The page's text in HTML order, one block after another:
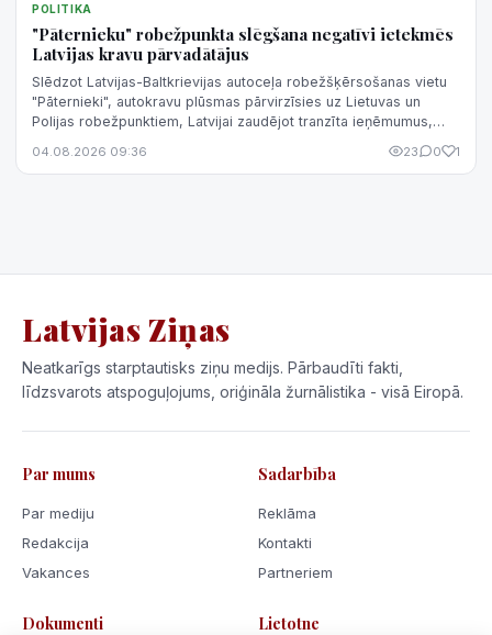
POLITIKA
"Pāternieku" robežpunkta slēgšana negatīvi ietekmēs
Latvijas kravu pārvadātājus
Slēdzot Latvijas-Baltkrievijas autoceļa robežšķērsošanas vietu
"Pāternieki", autokravu plūsmas pārvirzīsies uz Lietuvas un
Polijas robežpunktiem, Latvijai zaudējot tranzīta ieņēmumus,
04.08.2026 09:36 23 0 1
Latvijas Ziņas
Neatkarīgs starptautisks ziņu medijs. Pārbaudīti fakti,
līdzsvarots atspoguļojums, oriģināla žurnālistika - visā Eiropā.
Par mums
Par mediju
Redakcija
Vakances
Sadarbība
Reklāma
Kontakti
Partneriem
Dokumenti Lietotne